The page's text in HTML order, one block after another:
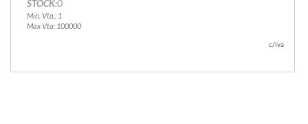
STOCK:0
Min. Vta.: 1
Max Vta: 100000
c/iva